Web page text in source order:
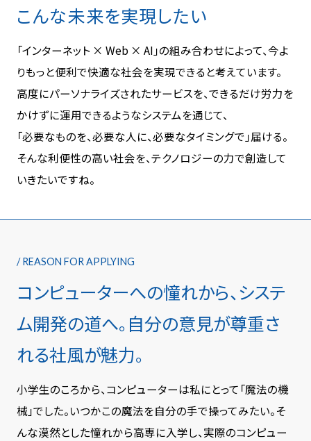
こんな未来を実現したい
「インターネット × Web × AI」の組み合わせによって、今よ
りもっと便利で快適な社会を実現できると考えています。
高度にパーソナライズされたサービスを、できるだけ労力を
かけずに運用できるようなシステムを通じて、
「必要なものを、必要な人に、必要なタイミングで」届ける。
そんな利便性の高い社会を、テクノロジーの力で創造して
いきたいですね。
/ REASON FOR APPLYING
コンピューターへの憧れから、システ
ム開発の道へ。自分の意見が尊重さ
れる社風が魅力。
小学生のころから、コンピューターは私にとって「魔法の機
械」でした。いつかこの魔法を自分の手で操ってみたい。そ
んな漠然とした憧れから高専に入学し、実際のコンピュー